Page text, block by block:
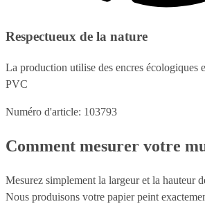
Respectueux de la nature
La production utilise des encres écologiques
PVC
Numéro d'article: 103793
Comment mesurer votre
Mesurez simplement la largeur et la hauteur
Nous produisons votre papier peint